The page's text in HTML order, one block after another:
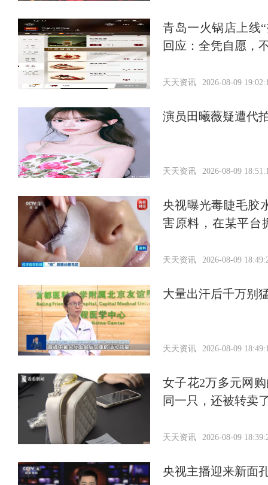
青岛一火锅店上线
回应：全凭自愿，
天天资讯 2026-08-09
演员田曦薇疑遭代
天天资讯 2026-08-09
央视曝光毒睫毛胶
害原料，在某平台
天天资讯 2026-08-09
大量出汗后千万别
天天资讯 2026-08-09
女子花2万多元网
同一只，还被转卖
天天资讯 2026-08-09
央视主播迎来新面